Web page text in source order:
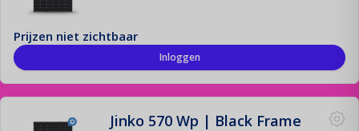
Prijzen niet zichtbaar
Inloggen
Jinko 570 Wp | Black Frame